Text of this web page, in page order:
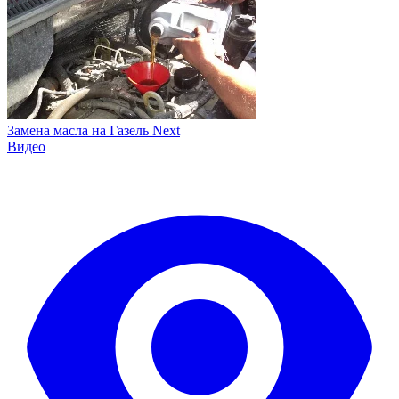
Замена масла на Газель Next
Видео